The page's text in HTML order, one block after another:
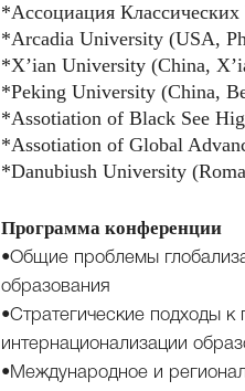
*Ассоциация
*Arcadia University (USA,
*X’ian University (China,
*Peking University (China,
*Assotiation of Black See
*Assotiation of Global
*Danubiush University
Программа конференции
•Общие проблемы
образования
•Стратегические подходы
интернационализации
•Международное и